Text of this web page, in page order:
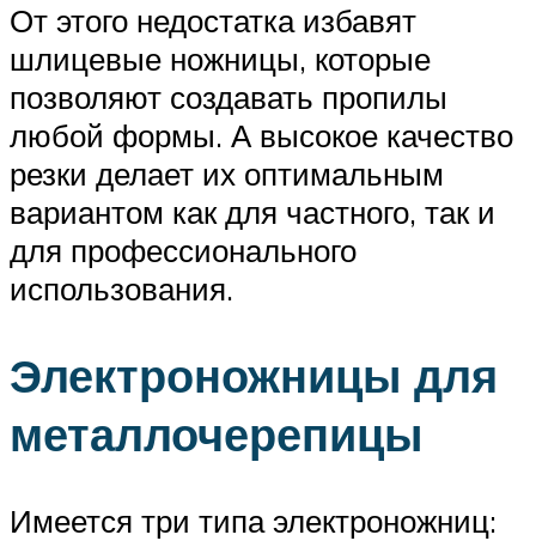
От этого недостатка избавят
шлицевые ножницы, которые
позволяют создавать пропилы
любой формы. А высокое качество
резки делает их оптимальным
вариантом как для частного, так и
для профессионального
использования.
Электроножницы для
металлочерепицы
Имеется три типа электроножниц: